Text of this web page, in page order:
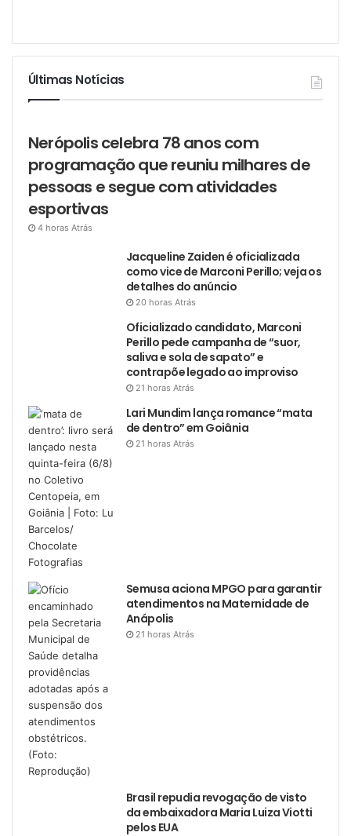
Últimas Notícias
Nerópolis celebra 78 anos com
programação que reuniu milhares de
pessoas e segue com atividades
esportivas
4 horas Atrás
Jacqueline Zaiden é oficializada
como vice de Marconi Perillo; veja os
detalhes do anúncio
20 horas Atrás
Oficializado candidato, Marconi
Perillo pede campanha de “suor,
saliva e sola de sapato” e
contrapõe legado ao improviso
21 horas Atrás
Lari Mundim lança romance “mata
de dentro” em Goiânia
21 horas Atrás
Semusa aciona MPGO para garantir
atendimentos na Maternidade de
Anápolis
21 horas Atrás
Brasil repudia revogação de visto
da embaixadora Maria Luiza Viotti
pelos EUA